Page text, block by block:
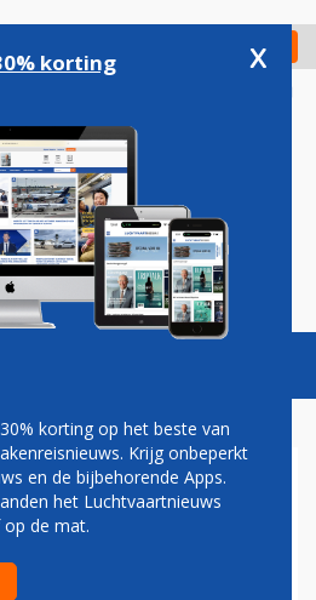
Check in
Podcasts Vacatures
OP
GEOPEND
korting x
korting op het beste van
Krijg onbeperkt
en de bijbehorende Apps.
het Luchtvaartnieuws
de mat.